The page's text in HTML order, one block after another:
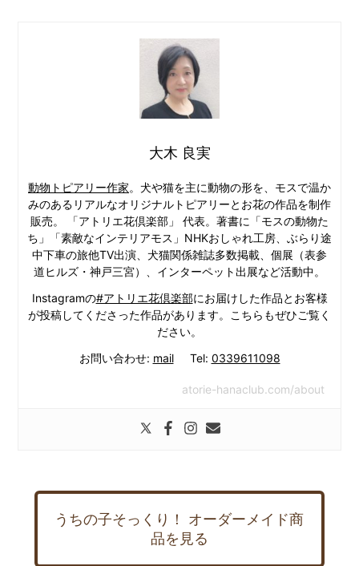
大木 良実
動物トピアリー作家。犬や猫を主に動物の形を、モスで温か
みのあるリアルなオリジナルトピアリーとお花の作品を制作
販売。 「アトリエ花倶楽部」 代表。著書に「モスの動物た
ち」「素敵なインテリアモス」NHKおしゃれ工房、ぶらり途
中下車の旅他TV出演、犬猫関係雑誌多数掲載、個展（表参
道ヒルズ・神戸三宮）、インターペット出展など活動中。
Instagramの#アトリエ花倶楽部にお届けした作品とお客様
が投稿してくださった作品があります。こちらもぜひご覧く
ださい。
お問い合わせ: mailTel: 0339611098
atorie-hanaclub.com/about
うちの子そっくり！ オーダーメイド商
品を見る